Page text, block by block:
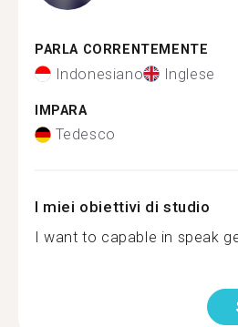
PARLA CORRENTEMENTE
Indonesiano Inglese
IMPARA
Tedesco
I miei obiettivi di studio
I want to capable in speak